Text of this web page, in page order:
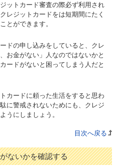
ットカード審査の際必ず利用され
レジットカードをは短期間にたく
とができます。
ドの申し込みをしていると、クレ
お金がない」人なのではないかと
ードがないと困ってしまう人だと
カードに頼った生活をすると思わ
に警戒されないためにも、クレジ
うにしましょう。
目次へ戻る
ないかを確認する